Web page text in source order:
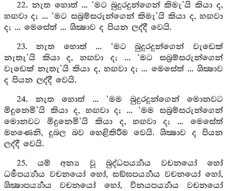
22. නැත හොත් ... ‘මට බුදුරදුන්ගෙන් කිමැ’යි කියා ද,
හඟවා ද; ... ‘මට සබ්‍රම්සරුන්ගෙන් කිමැ’යි කියා ද, හඟවා
ද; ... මෙසේත් ... ශික්‍ෂාව ද පියන ලද්දී වෙයි.
23. නැත හොත් ... ‘මට බුදුරදුන්ගෙන් වැඩෙක්
නැතැ’යි කියා ද, හඟවා ද; ... ‘මට සබ්‍රම්සරුන්ගෙන්
වැඩෙක් නැතැ’යි කියා ද, හඟවා ද; ... මෙසේත් ... ශික්‍ෂාව
ද පියන ලද්දී වෙයි.
24. නැත හොත් ... ‘මම බුදුරදුන්ගෙන් මොනවට
මිදුනෙමි’යි කියා ද, හඟවා ද; ... ‘මම සබ්‍රම්සරුන්ගෙන්
මොනවට මිදුනෙමි’යි කියා ද, හඟවා ද; ... මෙසේත්
මහණෙනි, දුබල බව හෙළිකිරීම වෙයි. ශික්‍ෂාව ද පියන
ලද්දී වෙයි.
25. යම් අන්‍ය වූ බුද්ධපර්‍ය්‍යාය වචනයෝ හෝ
ධර්‍මපර්‍ය්‍යාය වචනයෝ හෝ, සඞ්ඝපර්‍ය්‍යාය වචනයෝ හෝ,
ශික්‍ෂාපර්‍ය්‍යාය වචනයෝ හෝ, විනයපර්‍ය්‍යාය වචනයෝ